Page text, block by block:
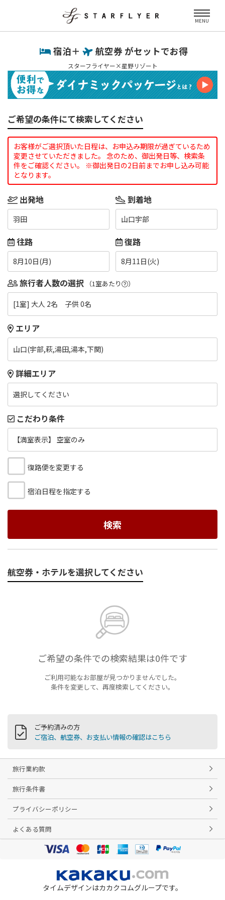
MENU
宿泊＋ 航空券 がセットでお得
スターフライヤー×星野リゾート
ご希望の条件にて検索してください
お客様がご選択頂いた日程は、お申込み期限が過ぎているため
変更させていただきました。 念のため、御出発日等、検索条
件をご確認ください。 ※御出発日の2日前までお申し込み可能
となります。
出発地
羽田
到着地
山口宇部
往路
8月10日(月)
復路
8月11日(火)
旅行者人数の選択 （1室あたり ）
[1室] 大人 2名 子供 0名
エリア
山口(宇部,萩,湯田,湯本,下関)
詳細エリア
選択してください
こだわり条件
【満室表示】 空室のみ
復路便を変更する
宿泊日程を指定する
検索
航空券・ホテルを選択してください
ご希望の条件での検索結果は0件です
ご利用可能なお部屋が見つかりませんでした。
条件を変更して、再度検索してください。
ご予約済みの方
ご宿泊、航空券、お支払い情報の確認はこちら
旅行業約款
旅行条件書
プライバシーポリシー
よくある質問
タイムデザインはカカクコムグループです。